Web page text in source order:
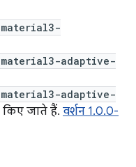
adaptive-
adaptive-
किए जाते हैं. वर्शन 1.0.0-